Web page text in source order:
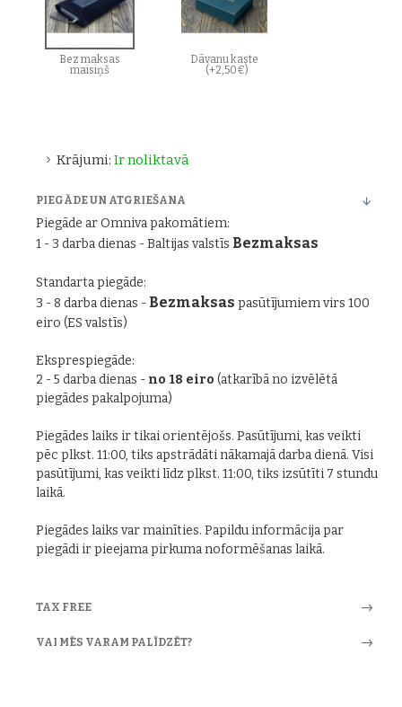
Krājumi: Ir noliktavā
Bez maksas
maisiņš
Dāvanu kaste
(+2,50€)
PIEGĀDE UN ATGRIEŠANA
Piegāde ar Omniva pakomātiem:
1 - 3 darba dienas - Baltijas valstīs Bezmaksas
Standarta piegāde:
3 - 8 darba dienas - Bezmaksas pasūtījumiem virs 100
eiro (ES valstīs)
Eksprespiegāde:
2 - 5 darba dienas - no 18 eiro (atkarībā no izvēlētā
piegādes pakalpojuma)
Piegādes laiks ir tikai orientējošs. Pasūtījumi, kas veikti
pēc plkst. 11:00, tiks apstrādāti nākamajā darba dienā. Visi
pasūtījumi, kas veikti līdz plkst. 11:00, tiks izsūtīti 7 stundu
laikā.
Piegādes laiks var mainīties. Papildu informācija par
piegādi ir pieejama pirkuma noformēšanas laikā.
TAX FREE
VAI MĒS VARAM PALĪDZĒT?